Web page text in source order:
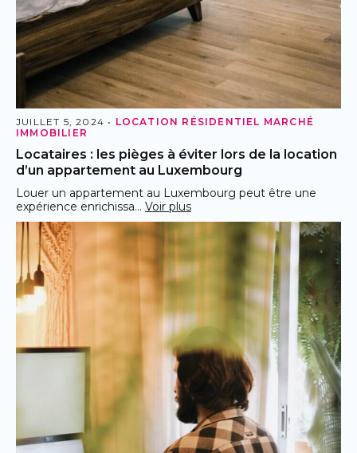
JUILLET 5, 2024 • LOCATION RÉSIDENTIEL MARCHÉ
IMMOBILIER
Locataires : les pièges à éviter lors de la location
d’un appartement au Luxembourg
Louer un appartement au Luxembourg peut être une
expérience enrichissa… Voir plus